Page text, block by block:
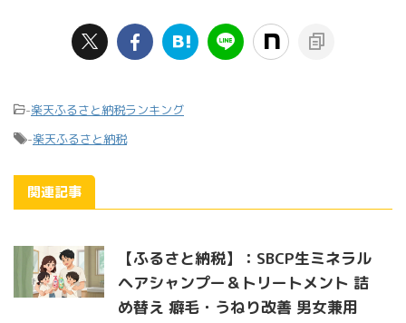
-楽天ふるさと納税ランキング
-楽天ふるさと納税
関連記事
【ふるさと納税】：SBCP生ミネラル
ヘアシャンプー＆トリートメント 詰
め替え 癖毛・うねり改善 男女兼用